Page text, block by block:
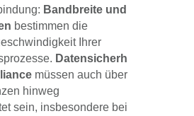
Bandbreite und
bestimmen die
Ihrer
Datensicherheit
müssen auch über
hinweg
sein, insbesondere bei